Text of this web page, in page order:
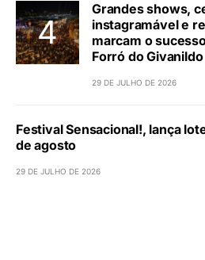
Grandes shows,
instagramável e
marcam o
Forró do Givanildo
29 DE JULHO DE 2026
Festival Sensacional!, lança
de agosto
29 DE JULHO DE 2026